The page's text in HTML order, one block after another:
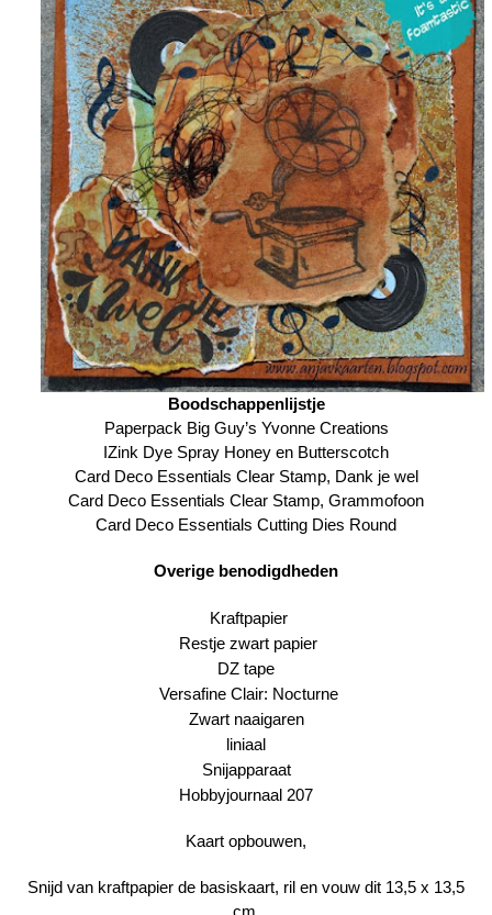
Boodschappenlijstje
Paperpack Big Guy’s Yvonne Creations
IZink Dye Spray Honey en Butterscotch
Card Deco Essentials Clear Stamp, Dank je wel
Card Deco Essentials Clear Stamp, Grammofoon
Card Deco Essentials Cutting Dies Round
Overige benodigdheden
Kraftpapier
Restje zwart papier
DZ tape
Versafine Clair: Nocturne
Zwart naaigaren
liniaal
Snijapparaat
Hobbyjournaal 207
Kaart opbouwen,
Snijd van kraftpapier de basiskaart, ril en vouw dit 13,5 x 13,5
cm.